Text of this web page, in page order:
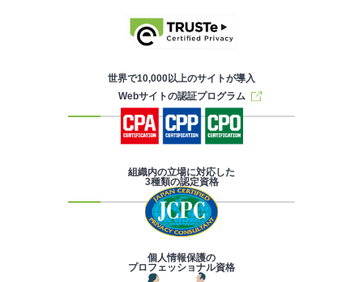
世界で10,000以上のサイトが導入
Webサイトの認証プログラム
組織内の立場に対応した
3種類の認定資格
個人情報保護の
プロフェッショナル資格